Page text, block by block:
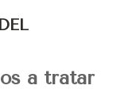
a tratar